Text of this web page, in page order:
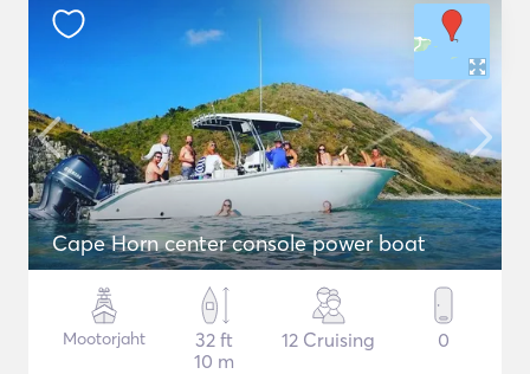
Cape Horn center console power boat
Mootorjaht
32 ft
10 m
12 Cruising 0